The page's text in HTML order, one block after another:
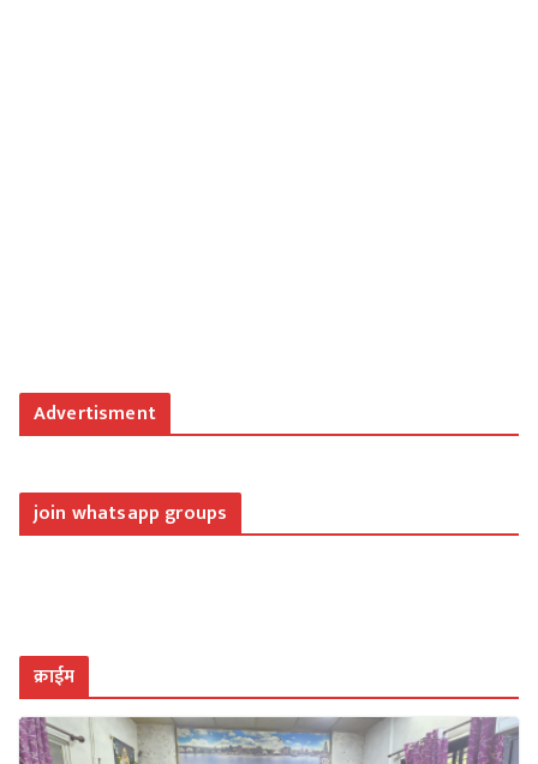
Advertisment
join whatsapp groups
क्राईम